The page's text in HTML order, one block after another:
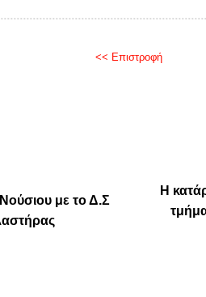
<< Επιστροφή
με το Δ.Σ
Η